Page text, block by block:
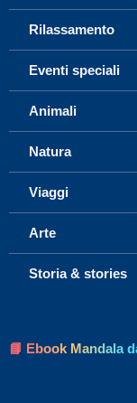
Rilassamento
Eventi speciali
Animali
Natura
Viaggi
Arte
Storia & stories
📘 Ebook Mandala